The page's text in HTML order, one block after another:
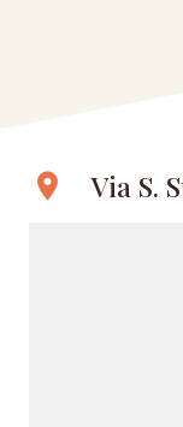
location_on Via S.